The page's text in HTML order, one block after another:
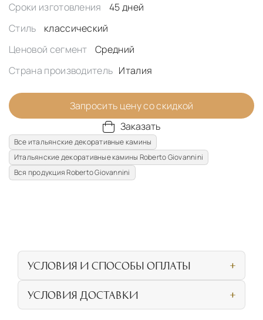
Сроки изготовления
45 дней
Стиль
классический
Ценовой сегмент
Средний
Страна производитель Италия
Запросить цену со скидкой
Заказать
Все итальянские декоративные камины
Итальянские декоративные камины Roberto Giovannini
Вся продукция Roberto Giovannini
УСЛОВИЯ И СПОСОБЫ ОПЛАТЫ
личном посещении нашего салона
УСЛОВИЯ ДОСТАВКИ